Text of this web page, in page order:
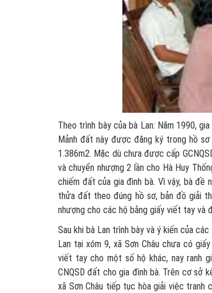
Theo trình bày của bà Lan: Năm 1990,
Mảnh đất này được đăng ký trong hồ
1.386m2. Mặc dù chưa được cấp
và chuyển nhượng 2 lần cho Hà Huy
chiếm đất của gia đình bà. Vì vậy, bà đề
thửa đất theo đúng hồ sơ, bản đồ giải
nhượng cho các hộ bằng giấy viết tay và
Sau khi bà Lan trình bày và ý kiến của
Lan tại xóm 9, xã Sơn Châu chưa có
viết tay cho một số hộ khác, nay ranh
CNQSD đất cho gia đình bà. Trên cơ sở
xã Sơn Châu tiếp tục hòa giải việc tranh